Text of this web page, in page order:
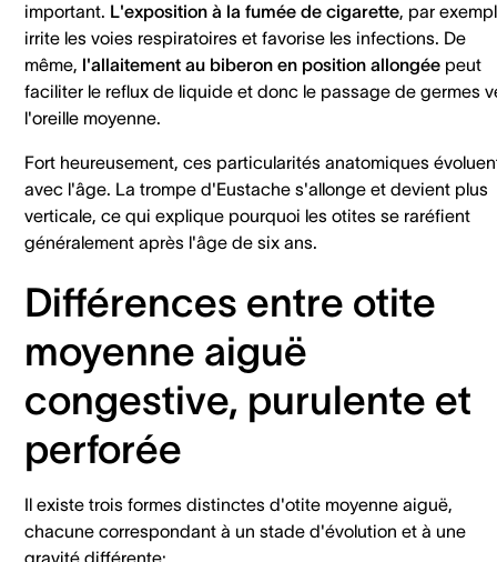
important. L'exposition à la fumée de cigarette, par
irrite les voies respiratoires et favorise les infections. De
même, l'allaitement au biberon en position allongée peut
faciliter le reflux de liquide et donc le passage de germes
l'oreille moyenne.
Fort heureusement, ces particularités anatomiques
avec l'âge. La trompe d'Eustache s'allonge et devient plus
verticale, ce qui explique pourquoi les otites se raréfient
généralement après l'âge de six ans.
Différences entre otite
moyenne aiguë
congestive, purulente et
perforée
Il existe trois formes distinctes d'otite moyenne aiguë,
chacune correspondant à un stade d'évolution et à une
gravité différente: